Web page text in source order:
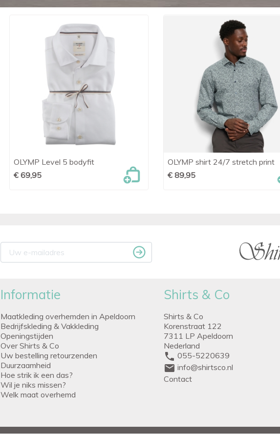
 Snel bekijken
OLYMP Level 5 bodyfit
€ 69,95
 Snel bekijken
OLYMP shirt 24/7 stretch print
€ 89,95
Informatie
Maatkleding overhemden in Apeldoorn
Bedrijfskleding & Vakkleding
Openingstijden
Over Shirts & Co
Uw bestelling retourzenden
Duurzaamheid
Hoe strik ik een das?
Wil je niks missen?
Welk maat overhemd
Shirts & Co
Shirts & Co
Korenstraat 122
7311 LP Apeldoorn
Nederland
phone 055-5220639
mail info@shirtsco.nl
Contact